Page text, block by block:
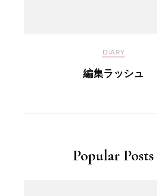
DIARY
編集ラッシュ
Popular Posts